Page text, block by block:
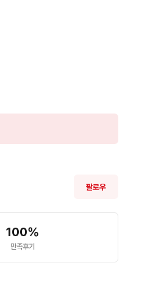
팔로우
100%
만족후기